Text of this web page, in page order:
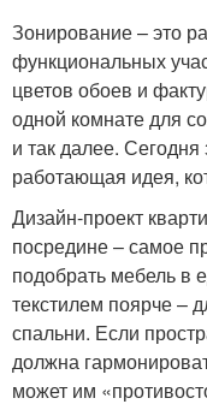
Зонирование – это
функциональных
цветов обоев и
одной комнате для
и так далее.
работающая идея,
Дизайн-проект
посредине – самое
подобрать мебель в
текстилем поярче –
спальни. Если
должна
может им